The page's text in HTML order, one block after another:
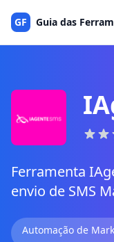
GF Guia das
Ferramenta
envio de SMS
Automação de